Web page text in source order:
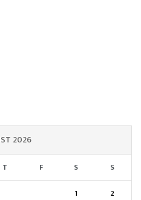
2026
T F S S
1 2